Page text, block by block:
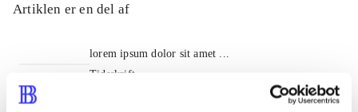
Artiklen er en del af
lorem ipsum dolor sit amet ...
Tidsskrift
Artiklerne i